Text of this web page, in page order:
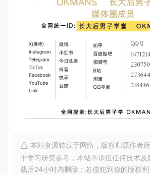
本站资源转载于网络，版权归原作者
于学习研究参考，本站不承担任何技术及
载后24小时内删除；若侵犯到你的版权利